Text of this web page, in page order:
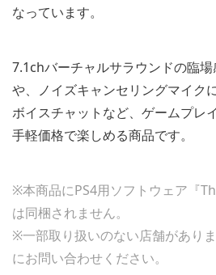
なっています。
7.1chバーチャルサラウンドの臨
や、ノイズキャンセリングマイク
ボイスチャットなど、ゲームプレ
手軽価格で楽しめる商品です。
※本商品にPS4用ソフトウェア『
は同梱されません。
※一部取り扱いのない店舗があり
にお問い合わせください。